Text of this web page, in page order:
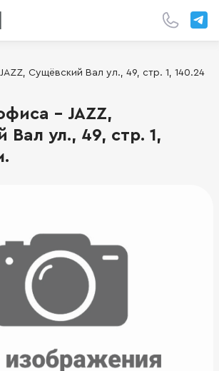
Сущёвский Вал ул., 49, стр. 1, 140.24
- JAZZ,
Вал ул., 49, стр. 1,